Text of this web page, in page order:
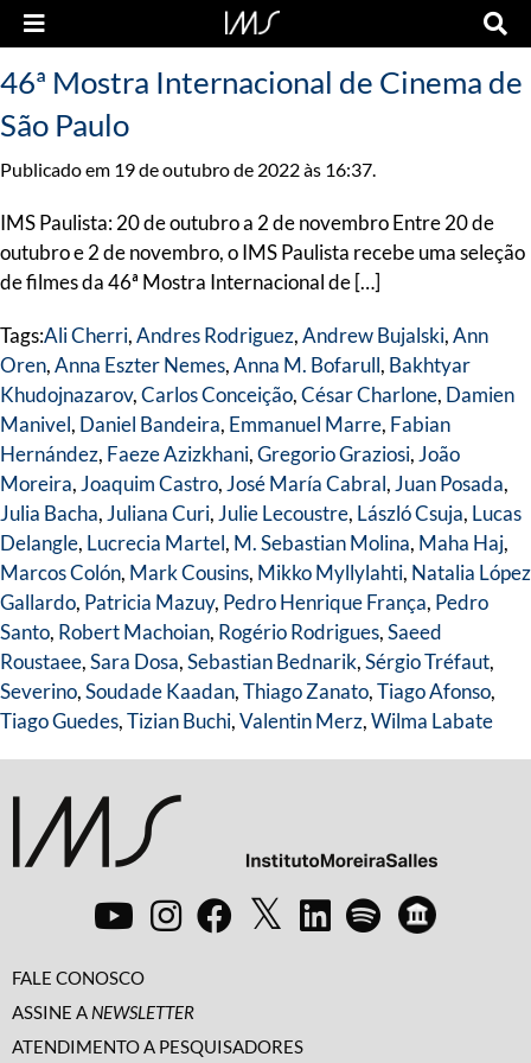
46ª Mostra Internacional de Cinema de
São Paulo
Publicado em 19 de outubro de 2022 às 16:37.
IMS Paulista: 20 de outubro a 2 de novembro Entre 20 de
outubro e 2 de novembro, o IMS Paulista recebe uma seleção
de filmes da 46ª Mostra Internacional de […]
Tags:Ali Cherri,Andres Rodriguez,Andrew Bujalski,Ann
Oren,Anna Eszter Nemes,Anna M. Bofarull, Bakhtyar
Khudojnazarov,Carlos Conceição,César Charlone, Damien
Manivel, Daniel Bandeira, Emmanuel Marre, Fabian
Hernández, Faeze Azizkhani,Gregorio Graziosi, João
Moreira, Joaquim Castro, José María Cabral, Juan Posada,
Julia Bacha, Juliana Curi, Julie Lecoustre, László Csuja, Lucas
Delangle, Lucrecia Martel, M. Sebastian Molina, Maha Haj,
Marcos Colón, Mark Cousins, Mikko Myllylahti, Natalia López
Gallardo, Patricia Mazuy, Pedro Henrique França, Pedro
Santo, Robert Machoian, Rogério Rodrigues,Saeed
Roustaee,Sara Dosa,Sebastian Bednarik,Sérgio Tréfaut,
Severino,Soudade Kaadan,Thiago Zanato,Tiago Afonso,
Tiago Guedes,Tizian Buchi,Valentin Merz,Wilma Labate
FALE CONOSCO
ASSINE A NEWSLETTER
ATENDIMENTO A PESQUISADORES